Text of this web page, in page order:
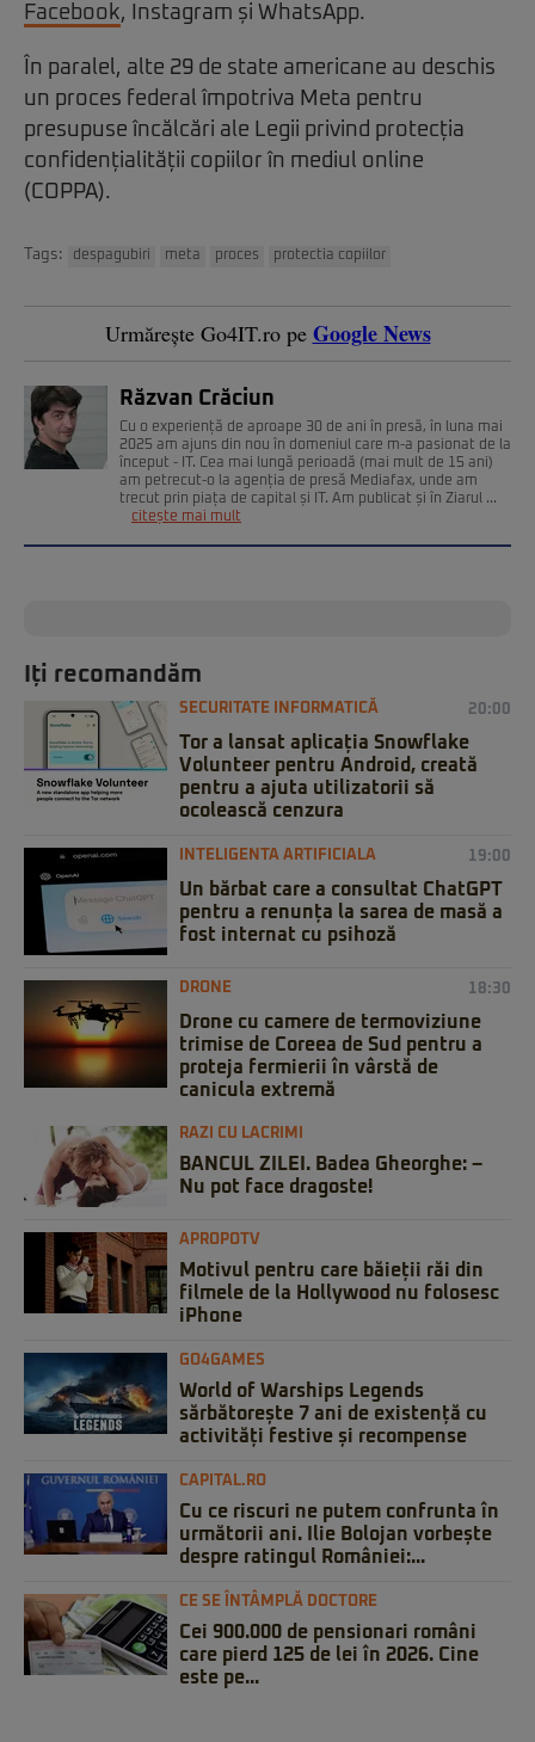
Facebook, Instagram și WhatsApp.
În paralel, alte 29 de state americane au deschis
un proces federal împotriva Meta pentru
presupuse încălcări ale Legii privind protecția
confidențialității copiilor în mediul online
(COPPA).
Tags: despagubiri meta proces protectia copiilor
Urmărește Go4IT.ro pe Google News
Răzvan Crăciun
Cu o experiență de aproape 30 de ani în presă, în luna mai
2025 am ajuns din nou în domeniul care m-a pasionat de la
început - IT. Cea mai lungă perioadă (mai mult de 15 ani)
am petrecut-o la agenția de presă Mediafax, unde am
trecut prin piața de capital și IT. Am publicat și în Ziarul ...
citește mai mult
Iți recomandăm
SECURITATE INFORMATICĂ 20:00
Tor a lansat aplicația Snowflake
Volunteer pentru Android, creată
pentru a ajuta utilizatorii să
ocolească cenzura
INTELIGENTA ARTIFICIALA 19:00
Un bărbat care a consultat ChatGPT
pentru a renunța la sarea de masă a
fost internat cu psihoză
DRONE 18:30
Drone cu camere de termoviziune
trimise de Coreea de Sud pentru a
proteja fermierii în vârstă de
canicula extremă
RAZI CU LACRIMI
BANCUL ZILEI. Badea Gheorghe: –
Nu pot face dragoste!
APROPOTV
Motivul pentru care băieții răi din
filmele de la Hollywood nu folosesc
iPhone
GO4GAMES
World of Warships Legends
sărbătorește 7 ani de existență cu
activități festive și recompense
CAPITAL.RO
Cu ce riscuri ne putem confrunta în
următorii ani. Ilie Bolojan vorbește
despre ratingul României:...
CE SE ÎNTÂMPLĂ DOCTORE
Cei 900.000 de pensionari români
care pierd 125 de lei în 2026. Cine
este pe...